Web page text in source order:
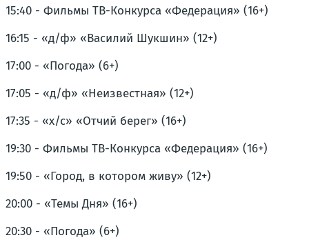
15:40 - Фильмы ТВ-Конкурса «Федерация» (16+)
16:15 - «д/ф» «Василий Шукшин» (12+)
17:00 - «Погода» (6+)
17:05 - «д/ф» «Неизвестная» (12+)
17:35 - «х/с» «Отчий берег» (16+)
19:30 - Фильмы ТВ-Конкурса «Федерация» (16+)
19:50 - «Город, в котором живу» (12+)
20:00 - «Темы Дня» (16+)
20:30 - «Погода» (6+)